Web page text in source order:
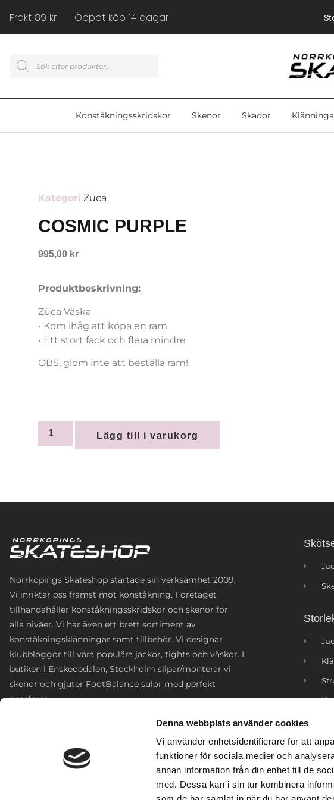
Denna webbplats använder cookies
Vi använder enhetsidentifierare för att
funktioner för sociala medier och
annan information från din enhet till de
med. Dessa kan i sin tur kombinera
Frakt 89 kr Öppet köp 14 dagar
Konståkningsskridskor Skenor Skador
Kategori Züca
COSMIC PURPLE
995,00 kr
Produktbeskrivning:
Züca Väska
• Kom ihåg att köpa en ram
• Ett stort fack och flera mindre
OBS, glöm inte att beställa ram!
Lägg till i varukorg
Norrköpings Skateshop startade sin verksamhet 2009.
Vi inriktar oss främst mot konståkning. Företaget
tillhandahåller konståkningsskridskor och skenor för
alla nivåer. Vi har även ett brett sortiment av
konståkningsklänningar samt tillbehör. Vi designar
klubbloggor till våra populära jackor, tights och väskor. I
butiken i Enskededalen, Stockholm slipar/monterar vi
skenor och gjuter FootBalance sulor med perfekt
passform.
Enskededalen, Sofielundsvägen 35
0766-316690
info@norrkopingsskateshop.com